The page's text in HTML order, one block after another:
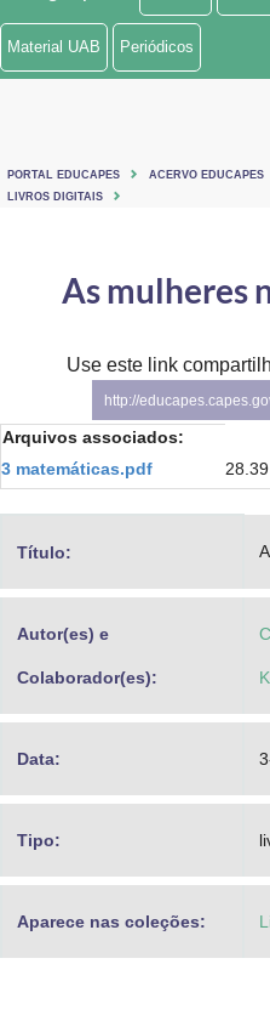
Ministério de Minas e Energia
Ministério do Turismo
Controladoria-Geral da União
Secretaria de Governo
Gabinete de Segurança Institucional
Planalto
Material UAB Periódicos
PORTAL EDUCAPES ACERVO EDUCAPES
LIVROS DIGITAIS
As mulheres
Use este link
http://
Arquivos associados:
3 matemáticas.pdf
Título:
Autor(es) e
Colaborador(es):
Data:
Tipo:
Aparece nas coleções: